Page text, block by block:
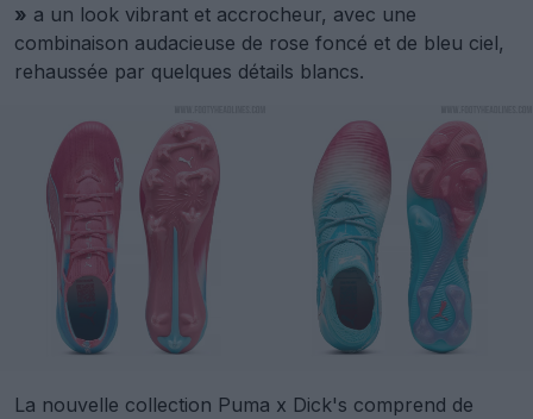
» a un look vibrant et accrocheur, avec une
combinaison audacieuse de rose foncé et de bleu ciel,
rehaussée par quelques détails blancs.
La nouvelle collection Puma x Dick's comprend de